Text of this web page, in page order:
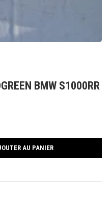
BMW S1000RR
AU PANIER